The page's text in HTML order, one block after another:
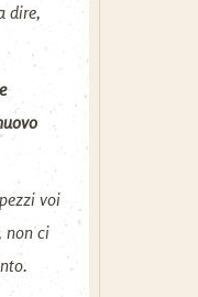
dire,
voi
non ci